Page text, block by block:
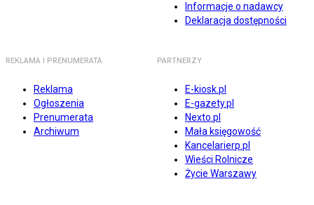
Informacje o nadawcy
Deklaracja dostępności
REKLAMA I PRENUMERATA
Reklama
Ogłoszenia
Prenumerata
Archiwum
PARTNERZY
E-kiosk.pl
E-gazety.pl
Nexto.pl
Mała księgowość
Kancelarierp.pl
Wieści Rolnicze
Życie Warszawy